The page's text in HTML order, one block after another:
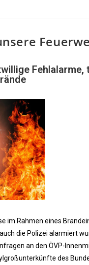
im Rahmen eines
die Polizei alarmiert
an den ÖVP-
des